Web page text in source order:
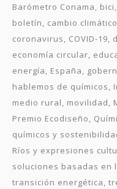
Barómetro Conama
bici
boletín
cambio climático
coronavirus
COVID-19
economía circular
energía
España
hablemos de químicos
medio rural
movilidad
Premio Ecodiseño
químicos y
Ríos y expresiones
soluciones basadas en
transición energética